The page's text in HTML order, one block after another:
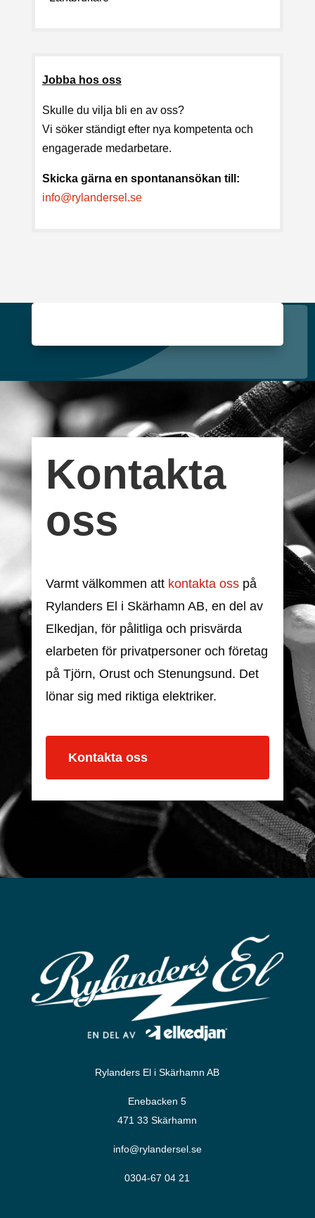
Jobba hos oss
Skulle du vilja bli en av oss?
Vi söker ständigt efter nya kompetenta och
engagerade medarbetare.
Skicka gärna en spontanansökan till:
info@rylandersel.se
Kontakta
oss
Varmt välkommen att kontakta osspå
Rylanders El i Skärhamn AB, en del av
Elkedjan, för pålitliga och prisvärda
elarbeten för privatpersoner och företag
på Tjörn, Orust och Stenungsund. Det
lönar sig med riktiga elektriker.
Kontakta oss
Rylanders El i Skärhamn AB
Enebacken 5
471 33 Skärhamn
info@rylandersel.se
0304-67 04 21